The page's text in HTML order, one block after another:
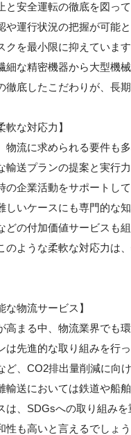
と安全運転の徹底を図っ
や運行状況の把握が可能
クを最小限に抑えていま
細な精密機器から大型機
底したこだわりが、長
軟な対応力】
物流に求められる要件も
輸送プランの提案と実行
の企業活動をサポートし
しいケースにも専門的な
どの付加価値サービスも
のような柔軟な対応力は
な物流サービス】
高まる中、物流業界でも
は先進的な取り組みを行
ど、CO2排出量削減に向
輸送においては鉄道や船
は、SDGsへの取り組み
も高いと言えるでしょう